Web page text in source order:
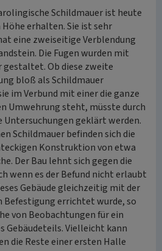
Schildmauer ist heute
erhalten. Sie ist sehr
eine zweiseitige Verblendung
Die Fugen wurden mit
gestaltet. Ob diese zweite
bloß als Schildmauer
im Verbund mit einer die ganze
Umwehrung steht, müsste durch
geklärt werden.
Schildmauer befinden sich die
Konstruktion von etwa
Der Bau lehnt sich gegen die
wenn es der Befund nicht erlaubt
Gebäude gleichzeitig mit der
errichtet wurde, so
von Beobachtungen für ein
Gebäudeteils. Vielleicht kann
die Reste einer ersten Halle